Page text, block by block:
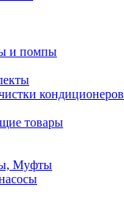
и помпы
кондиционеров
товары
Муфты